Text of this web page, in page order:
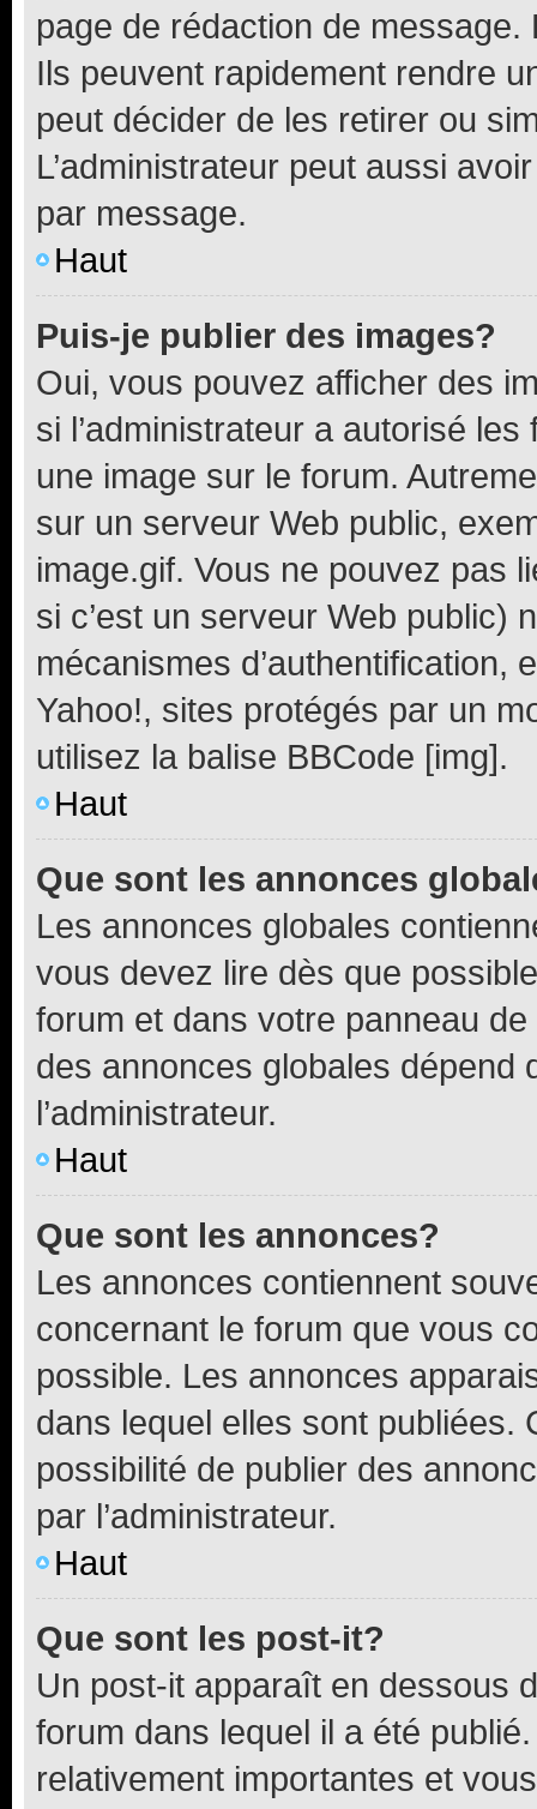
page de rédaction de
Ils peuvent rapidement rendre
peut décider de les retirer ou
L’administrateur peut aussi
par message.
Haut
Puis-je publier des images?
Oui, vous pouvez afficher des
si l’administrateur a autorisé
une image sur le forum.
sur un serveur Web public,
image.gif. Vous ne pouvez pas
si c’est un serveur Web public)
mécanismes d’authentification,
Yahoo!, sites protégés par un
utilisez la balise BBCode [img].
Haut
Que sont les annonces
Les annonces globales
vous devez lire dès que
forum et dans votre panneau
des annonces globales dépend
l’administrateur.
Haut
Que sont les annonces?
Les annonces contiennent
concernant le forum que vous
possible. Les annonces
dans lequel elles sont publiées.
possibilité de publier des
par l’administrateur.
Haut
Que sont les post-it?
Un post-it apparaît en dessous
forum dans lequel il a été
relativement importantes et